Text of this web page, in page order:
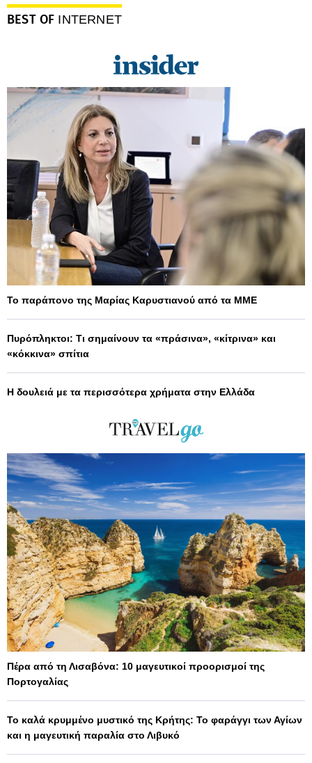
BEST OF INTERNET
Το παράπονο της Μαρίας Καρυστιανού από τα ΜΜΕ
Πυρόπληκτοι: Τι σημαίνουν τα «πράσινα», «κίτρινα» και
«κόκκινα» σπίτια
Η δουλειά με τα περισσότερα χρήματα στην Ελλάδα
Πέρα από τη Λισαβόνα: 10 μαγευτικοί προορισμοί της
Πορτογαλίας
Το καλά κρυμμένο μυστικό της Κρήτης: Το φαράγγι των Αγίων
και η μαγευτική παραλία στο Λιβυκό